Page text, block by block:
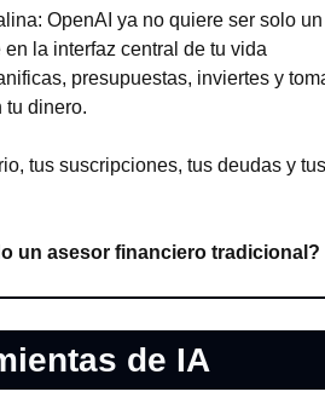
OpenAI ya no quiere ser solo un
la interfaz central de tu vida
presupuestas, inviertes y
tu dinero.
tus suscripciones, tus deudas y tus
un asesor financiero tradicional?
de IA